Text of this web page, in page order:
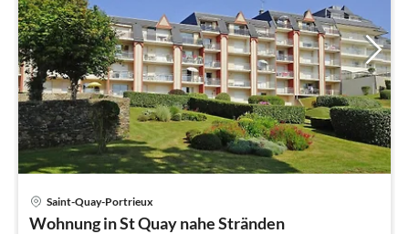
Saint-Quay-Portrieux
Wohnung in St Quay nahe Stränden